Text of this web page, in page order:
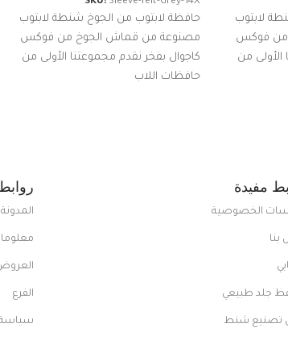
لابتوب
من فوكس
الأولى من
حافظة لابتوب من الجوخ شنطة لابتوب
مصنوعة من قماش الجوخ من فوكس
كاجوال بفخر نقدم مجموعتنا الأولى من
حافظات اللاب
مفيدة
الخصوصية
بنا
جلد طبيعي
تصنيع شنط
المدونة
الفرع
سياسة